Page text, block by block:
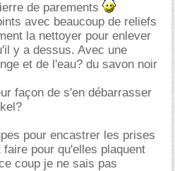
de parements
avec beaucoup de reliefs
la nettoyer pour enlever
y a dessus. Avec une
et de l'eau? du savon noir
façon de s'en débarrasser
pour encastrer les prises
pour qu'elles plaquent
coup je ne sais pas